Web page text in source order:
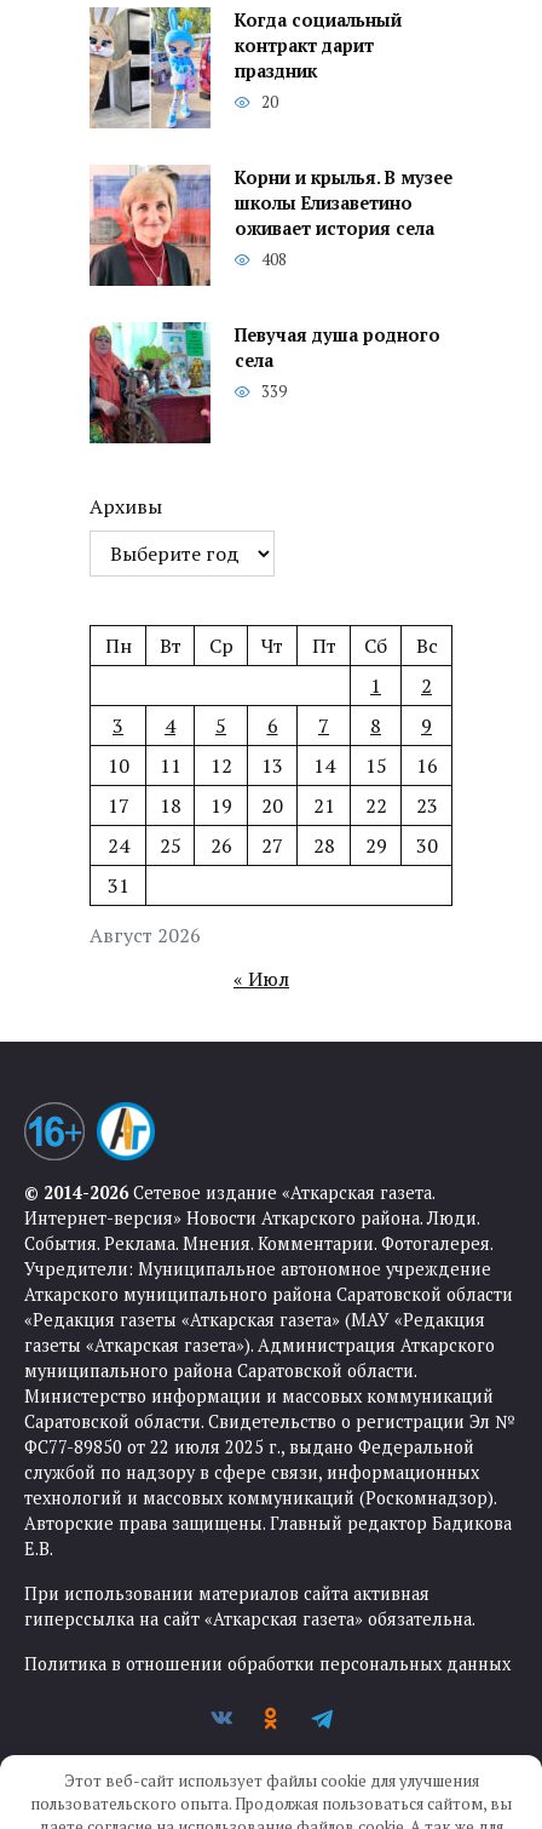
Когда социальный
контракт дарит
праздник
20
Корни и крылья. В музее
школы Елизаветино
оживает история села
408
Певучая душа родного
села
339
Архивы
Август 2026
Пн Вт Ср Чт Пт Сб
Вс
1
2
3
4 5 6 7 8
9
10
11 12 13 14 15
16
17
18 19 20 21 22
23
24
25 26 27 28 29
30
31
« Июл
© 2014-2026Сетевое издание «Аткарская газета.
Интернет-версия» Новости Аткарского района. Люди.
События. Реклама. Мнения. Комментарии. Фотогалерея.
Учредители: Муниципальное автономное учреждение
Аткарского муниципального района Саратовской области
«Редакция газеты «Аткарская газета» (МАУ «Редакция
газеты «Аткарская газета»). Администрация Аткарского
муниципального района Саратовской области.
Министерство информации и массовых коммуникаций
Саратовской области. Свидетельство о регистрации Эл №
ФС77-89850 от 22 июля 2025 г., выдано Федеральной
службой по надзору в сфере связи, информационных
технологий и массовых коммуникаций (Роскомнадзор).
Авторские права защищены. Главный редактор Бадикова
Е.В.
При использовании материалов сайта активная
гиперссылка на сайт «Аткарская газета» обязательна.
Политика в отношении обработки персональных данных
Этот веб-сайт использует файлы cookie для улучшения
пользовательского опыта. Продолжая пользоваться сайтом, вы